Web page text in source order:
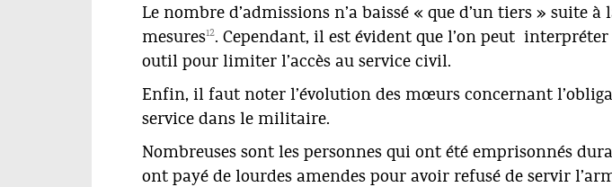
Le nombre d’admissions n’a baissé « que d’un tiers » suite à
mesures12. Cependant, il est évident que l’on peut
outil pour limiter l’accès au service civil.
Enfin, il faut noter l’évolution des mœurs concernant
service dans le militaire.
Nombreuses sont les personnes qui ont été emprisonnés
ont payé de lourdes amendes pour avoir refusé de servir